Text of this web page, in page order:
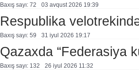
Baxış sayı: 72 03 avqust 2026 19:39
Respublika
Baxış sayı: 59 31 i̇yul 2026 19:17
Qazaxda “Federasiya
Baxış sayı: 132 26 i̇yul 2026 11:32